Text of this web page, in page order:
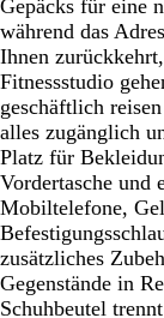
Gepäcks für eine
während das
Ihnen
Fitnessstudio
geschäftlich
alles zugänglich
Platz für
Vordertasche und
Mobiltelefone,
zusätzliches
Gegenstände in
Schuhbeutel